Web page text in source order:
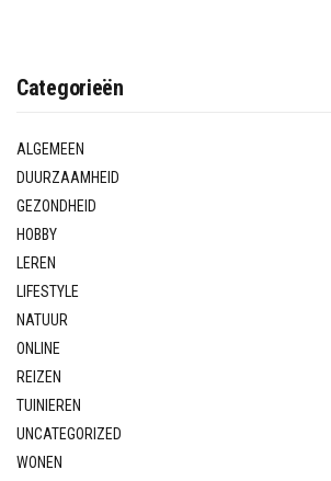
Categorieën
ALGEMEEN
DUURZAAMHEID
GEZONDHEID
HOBBY
LEREN
LIFESTYLE
NATUUR
ONLINE
REIZEN
TUINIEREN
UNCATEGORIZED
WONEN